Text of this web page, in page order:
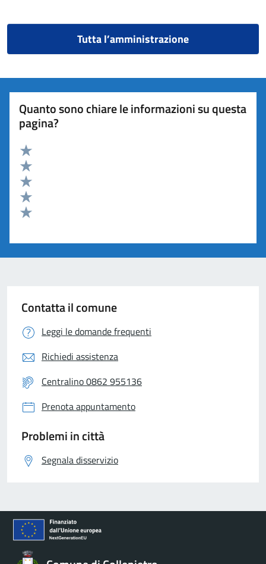
Tutta l’amministrazione
Quanto sono chiare le informazioni su questa
pagina?
Valuta 5 stelle su 5
Valuta 4 stelle su 5
Valuta 3 stelle su 5
Valuta 2 stelle su 5
Contatta il comune
Leggi le domande frequenti
Richiedi assistenza
Centralino 0862 955136
Prenota appuntamento
Problemi in città
Segnala disservizio